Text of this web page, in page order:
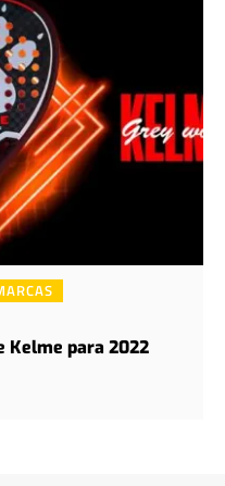
Kelme para 2022